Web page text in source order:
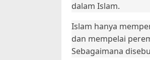
dalam Islam.
Islam hanya
dan mempelai
Sebagaimana